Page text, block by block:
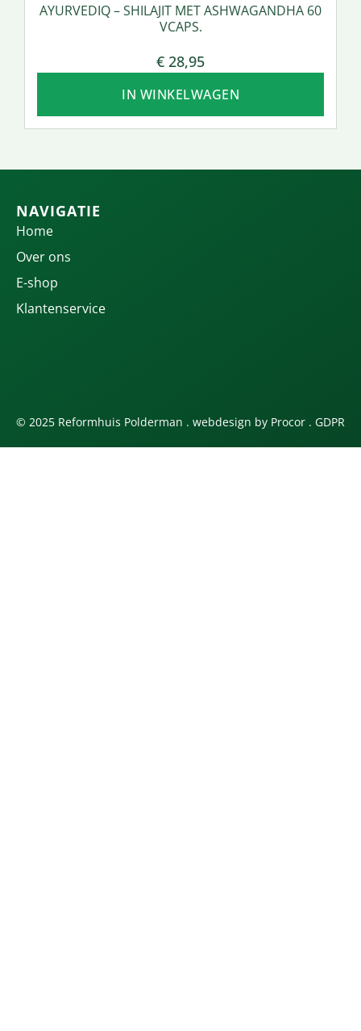
AYURVEDIQ – SHILAJIT MET ASHWAGANDHA 60
VCAPS.
€ 28,95
IN WINKELWAGEN
NAVIGATIE
Home
Over ons
E-shop
Klantenservice
© 2025 Reformhuis Polderman . webdesign by Procor . GDPR